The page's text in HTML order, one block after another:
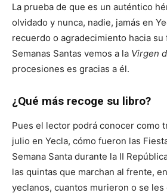
La prueba de que es un auténtico
olvidado y nunca, nadie, jamás en
recuerdo o agradecimiento hacia su
Semanas Santas vemos a la Virgen
procesiones es gracias a él.
¿Qué más recoge su libro?
Pues el lector podrá conocer como
julio en Yecla, cómo fueron las
Semana Santa durante la II
las quintas que marchan al frente,
yeclanos, cuantos murieron o se les